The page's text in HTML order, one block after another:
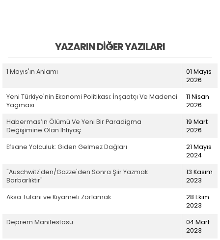
YAZARIN DIĞER YAZILARI
1 Mayıs'ın Anlamı
01 Mayıs
2026
Yeni Türkiye'nin Ekonomi Politikası: İnşaatçı Ve Madenci
Yağması
11 Nisan
2026
Habermas’ın Ölümü Ve Yeni Bir Paradigma
Değişimine Olan İhtiyaç
19 Mart
2026
Efsane Yolculuk: Giden Gelmez Dağları
21 Mayıs
2024
"Auschwitz'den/Gazze'den Sonra Şiir Yazmak
Barbarlıktır"
13 Kasım
2023
Aksa Tufanı ve Kıyameti Zorlamak
28 Ekim
2023
Deprem Manifestosu
04 Mart
2023